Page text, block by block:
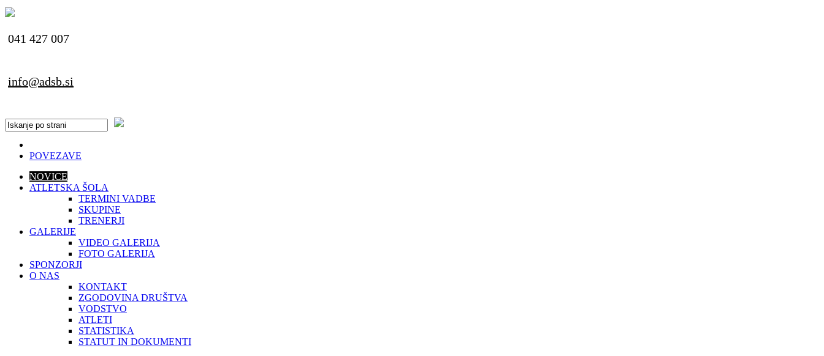
041 427 007
info@adsb.si
POVEZAVE
NOVICE
ATLETSKA ŠOLA
TERMINI VADBE
SKUPINE
TRENERJI
GALERIJE
VIDEO GALERIJA
FOTO GALERIJA
SPONZORJI
O NAS
KONTAKT
ZGODOVINA DRUŠTVA
VODSTVO
ATLETI
STATISTIKA
STATUT IN DOKUMENTI